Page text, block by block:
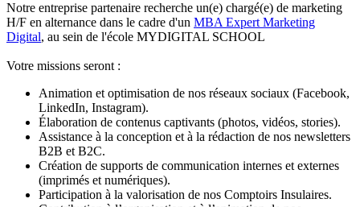
Notre entreprise partenaire recherche un(e) chargé(e) de marketing
H/F en alternance dans le cadre d'un MBA Expert Marketing
Digital, au sein de l'école MYDIGITAL SCHOOL
Votre missions seront :
Animation et optimisation de nos réseaux sociaux (Facebook,
LinkedIn, Instagram).
Élaboration de contenus captivants (photos, vidéos, stories).
Assistance à la conception et à la rédaction de nos newsletters
B2B et B2C.
Création de supports de communication internes et externes
(imprimés et numériques).
Participation à la valorisation de nos Comptoirs Insulaires.